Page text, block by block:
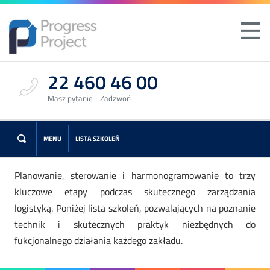
Szkolenia
Online
22 460 46 00
Masz pytanie - Zadzwoń
MENU LISTA SZKOLEŃ
Planowanie, sterowanie i harmonogramowanie to trzy
kluczowe etapy podczas skutecznego zarządzania
logistyką. Poniżej lista szkoleń, pozwalających na poznanie
technik i skutecznych praktyk niezbędnych do
fukcjonalnego działania każdego zakładu.